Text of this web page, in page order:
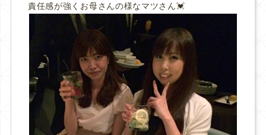
責任感が強くお母さんの様なマツさん💓